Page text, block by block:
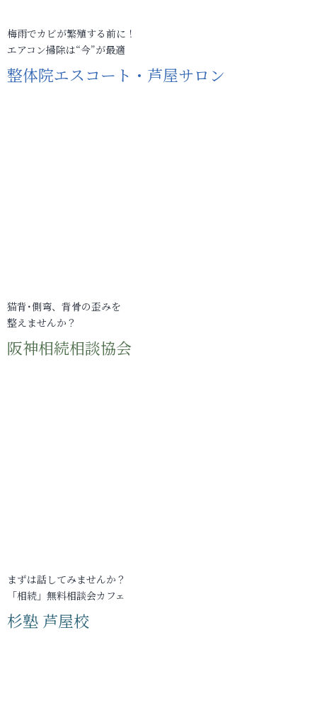
梅雨でカビが繁殖する前に！
エアコン掃除は“今”が最適
整体院エスコート・芦屋サロン
猫背･側弯、背骨の歪みを
整えませんか？
阪神相続相談協会
まずは話してみませんか？
「相続」無料相談会カフェ
杉塾 芦屋校